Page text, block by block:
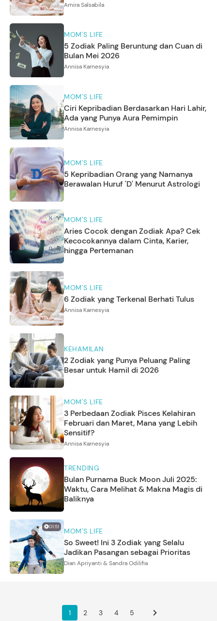
Amira Salsabila
MOM'S LIFE
5 Zodiak Paling Beruntung dan Cuan di
Bulan Mei 2026
Annisa Karnesyia
MOM'S LIFE
Ciri Kepribadian Berdasarkan Hari Lahir,
Ada yang Punya Aura Pemimpin
Annisa Karnesyia
MOM'S LIFE
5 Kepribadian Orang yang Namanya
Berawalan Huruf 'D' Menurut Astrologi
MOM'S LIFE
Aries Cocok dengan Zodiak Apa? Cek
Kecocokannya dalam Cinta, Karier,
hingga Pertemanan
MOM'S LIFE
6 Zodiak yang Terkenal Berhati Tulus
Annisa Karnesyia
KEHAMILAN
2 Zodiak yang Punya Peluang Paling
Besar untuk Hamil di 2026
MOM'S LIFE
3 Perbedaan Zodiak Pisces Kelahiran
Februari dan Maret, Mana yang Lebih
Sensitif?
Annisa Karnesyia
TRENDING
Bulan Purnama Buck Moon Juli 2025:
Waktu, Cara Melihat & Makna Magis di
Baliknya
01:51 MOM'S LIFE
So Sweet! Ini 3 Zodiak yang Selalu
Jadikan Pasangan sebagai Prioritas
Dian Apriyanti & Sandra Odilifia
1 2 3 4 5